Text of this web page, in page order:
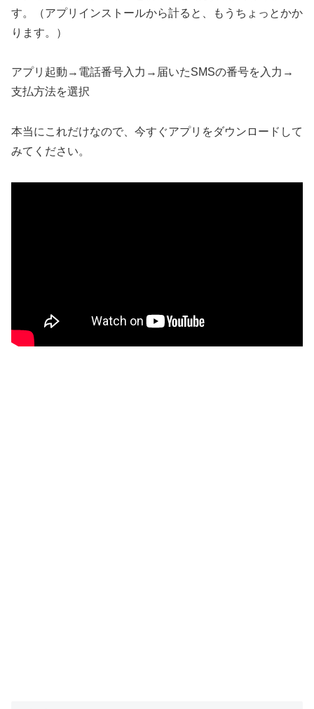
す。（アプリインストールから計ると、もうちょっとかか
ります。）
アプリ起動→電話番号入力→届いたSMSの番号を入力→
支払方法を選択
本当にこれだけなので、今すぐアプリをダウンロードして
みてください。